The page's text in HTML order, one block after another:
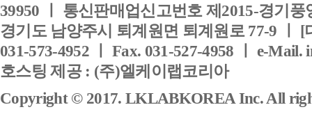
39950 ㅣ 통신판매업신고번호 제2015-경기풍
경기도 남양주시 퇴계원면 퇴계원로 77-9 ㅣ
031-573-4952 ㅣ Fax. 031-527-4958 ㅣ e-Mail.
호스팅 제공 : (주)엘케이랩코리아
Copyright © 2017. LKLABKOREA Inc. All